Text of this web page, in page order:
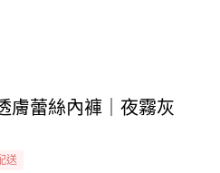
膚蕾絲內褲｜夜霧灰
送